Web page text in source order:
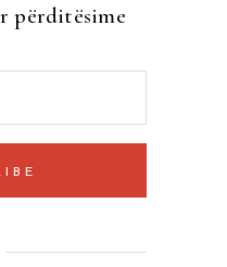
përditësime